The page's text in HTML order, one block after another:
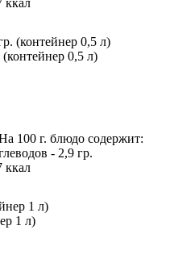
0,5 л)
100 г. блюдо содержит:
- 2,9 гр.
ккал
1 л)